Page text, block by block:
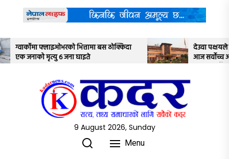
content
ठोक्किदा
देउवा पक्षयले दिएकोे पुनरावलोकन निवेदनमाथि
आज सर्वोच्च अदालतका तीन न्यायाधीशले
9 August 2026, Sunday
Menu